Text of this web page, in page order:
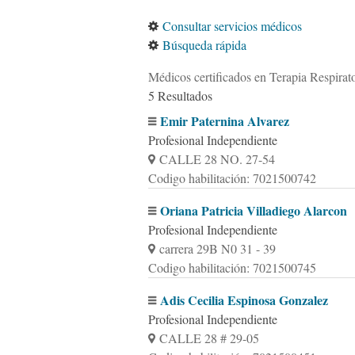
Consultar servicios médicos
Búsqueda rápida
Médicos certificados en Terapia
5 Resultados
Emir Paternina Alvarez
Profesional Independiente
CALLE 28 NO. 27-54
Codigo habilitación: 7021500742
Oriana Patricia Villadiego Alarcon
Profesional Independiente
carrera 29B N0 31 - 39
Codigo habilitación: 7021500745
Adis Cecilia Espinosa Gonzalez
Profesional Independiente
CALLE 28 # 29-05